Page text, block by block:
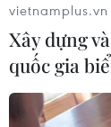
Du khách
vietnamplus.vn
Xây dựng
quốc gia